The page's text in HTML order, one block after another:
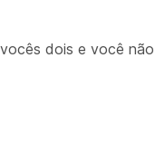
dois e você não